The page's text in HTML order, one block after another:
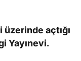
açtığı
Yayınevi.